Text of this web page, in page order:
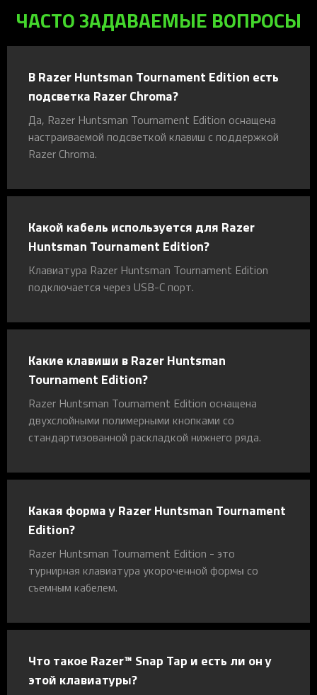
ЧАСТО ЗАДАВАЕМЫЕ ВОПРОСЫ
В Razer Huntsman Tournament Edition есть
подсветка Razer Chroma?
Да, Razer Huntsman Tournament Edition оснащена
настраиваемой подсветкой клавиш с поддержкой
Razer Chroma.
Какой кабель используется для Razer
Huntsman Tournament Edition?
Клавиатура Razer Huntsman Tournament Edition
подключается через USB-C порт.
Какие клавиши в Razer Huntsman
Tournament Edition?
Razer Huntsman Tournament Edition оснащена
двухслойными полимерными кнопками со
стандартизованной раскладкой нижнего ряда.
Какая форма у Razer Huntsman Tournament
Edition?
Razer Huntsman Tournament Edition - это
турнирная клавиатура укороченной формы со
съемным кабелем.
Что такое Razer™ Snap Tap и есть ли он у
этой клавиатуры?